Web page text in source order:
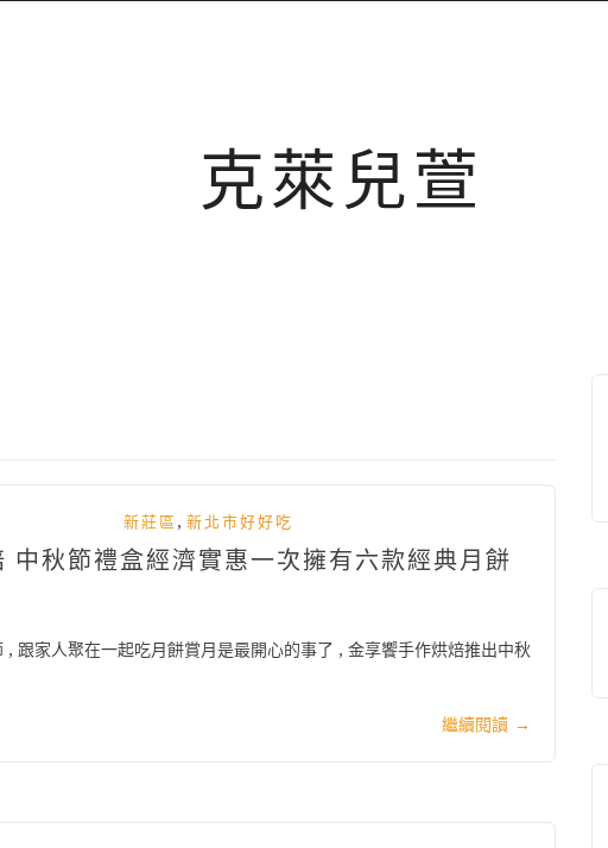
克萊兒萱
新莊區 , 新北市好好吃
秋節禮盒經濟實惠一次擁有六款經典月餅
跟家人聚在一起吃月餅賞月是最開心的事了 , 金享饗手作烘焙推出中秋
繼續閱讀 →